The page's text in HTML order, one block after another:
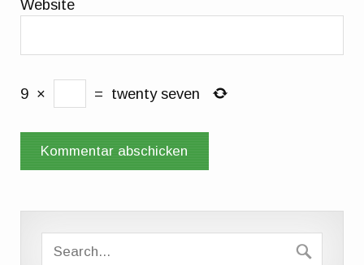
Website
9 × = twenty seven